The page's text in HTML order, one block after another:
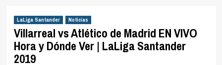
LaLiga Santander Noticias
Villarreal vs Atlético de Madrid EN VIVO
Hora y Dónde Ver | LaLiga Santander
2019